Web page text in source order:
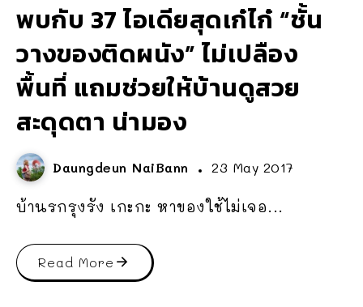
พบกับ 37 ไอเดียสุดเก๋ไก๋ “ชั้น
วางของติดผนัง” ไม่เปลือง
พื้นที่ แถมช่วยให้บ้านดูสวย
สะดุดตา น่ามอง
Daungdeun NaiBann 23 May 2017
บ้านรกรุงรัง เกะกะ หาของใช้ไม่เจอ...
Read More